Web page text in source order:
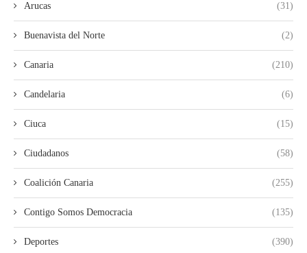
Arucas (31)
Buenavista del Norte (2)
Canaria (210)
Candelaria (6)
Ciuca (15)
Ciudadanos (58)
Coalición Canaria (255)
Contigo Somos Democracia (135)
Deportes (390)